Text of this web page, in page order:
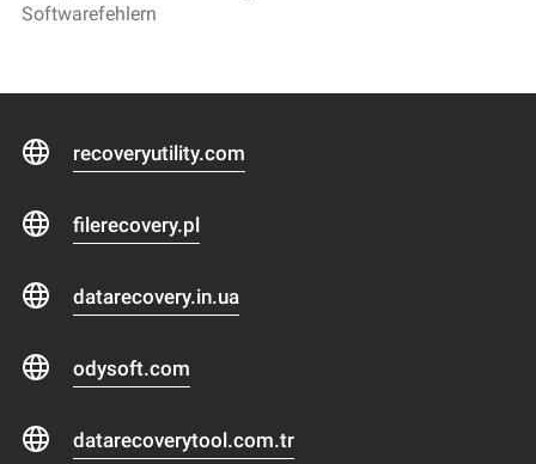
Softwarefehlern
recoveryutility.com
filerecovery.pl
datarecovery.in.ua
odysoft.com
datarecoverytool.com.tr